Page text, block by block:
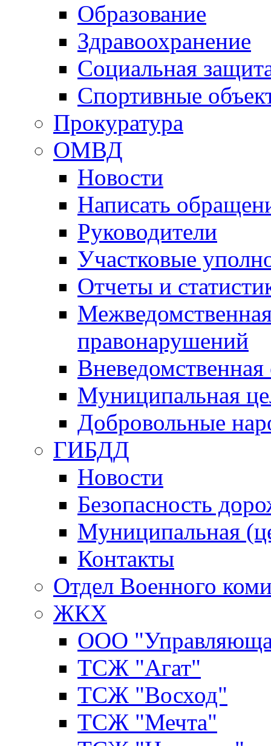
Образование
Здравоохранение
Социальная
Спортивные
Прокуратура
ОМВД
Новости
Написать
Руководители
Участковые
Отчеты и
правонарушений
Вневедомственная
Муниципальная
Добровольные
ГИБДД
Новости
Безопасность
Муниципальная
Контакты
Отдел Военного
ЖКХ
ООО
ТСЖ "Агат"
ТСЖ "Восход"
ТСЖ "Мечта"